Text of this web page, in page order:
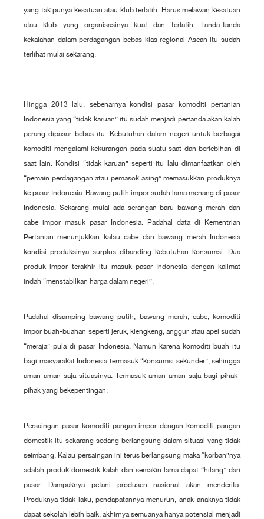
yang tak punya kesatuan atau klub terlatih. Harus melawan kesatuan
atau klub yang organisasinya kuat dan terlatih. Tanda-tanda
kekalahan dalam perdagangan bebas klas regional Asean itu sudah
terlihat mulai sekarang.
Hingga 2013 lalu, sebenarnya kondisi pasar komoditi pertanian
Indonesia yang “tidak karuan” itu sudah menjadi pertanda akan kalah
perang dipasar bebas itu. Kebutuhan dalam negeri untuk berbagai
komoditi mengalami kekurangan pada suatu saat dan berlebihan di
saat lain. Kondisi “tidak karuan” seperti itu lalu dimanfaatkan oleh
“pemain perdagangan atau pemasok asing” memasukkan produknya
ke pasar Indonesia. Bawang putih impor sudah lama menang di pasar
Indonesia. Sekarang mulai ada serangan baru bawang merah dan
cabe impor masuk pasar Indonesia. Padahal data di Kementrian
Pertanian menunjukkan kalau cabe dan bawang merah Indonesia
kondisi produksinya surplus dibanding kebutuhan konsumsi. Dua
produk impor terakhir itu masuk pasar Indonesia dengan kalimat
indah “menstabilkan harga dalam negeri”.
Padahal disamping bawang putih, bawang merah, cabe, komoditi
impor buah-buahan seperti jeruk, klengkeng, anggur atau apel sudah
“meraja” pula di pasar Indonesia. Namun karena komoditi buah itu
bagi masyarakat Indonesia termasuk “konsumsi sekunder”, sehingga
aman-aman saja situasinya. Termasuk aman-aman saja bagi pihak-
pihak yang bekepentingan.
Persaingan pasar komoditi pangan impor dengan komoditi pangan
domestik itu sekarang sedang berlangsung dalam situasi yang tidak
seimbang. Kalau persaingan ini terus berlangsung maka “korban”nya
adalah produk domestik kalah dan semakin lama dapat “hilang” dari
pasar. Dampaknya petani produsen nasional akan menderita.
Produknya tidak laku, pendapatannya menurun, anak-anaknya tidak
dapat sekolah lebih baik, akhirnya semuanya hanya potensial menjadi